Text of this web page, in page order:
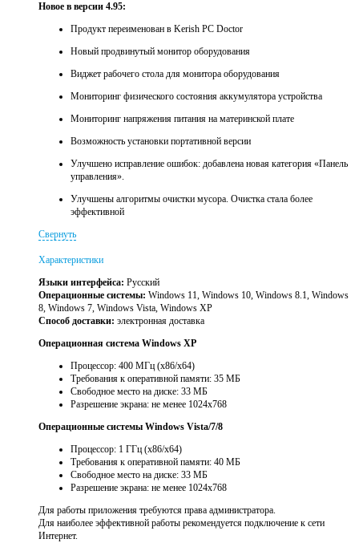
Новое в версии 4.95:
Продукт переименован в Kerish PC Doctor
Новый продвинутый монитор оборудования
Виджет рабочего стола для монитора оборудования
Мониторинг физического состояния аккумулятора устройства
Мониторинг напряжения питания на материнской плате
Возможность установки портативной версии
Улучшено исправление ошибок: добавлена новая категория «Панель
управления».
Улучшены алгоритмы очистки мусора. Очистка стала более
эффективной
Свернуть
Характеристики
Языки интерфейса: Русский
Операционные системы: Windows 11, Windows 10, Windows 8.1, Windows
8, Windows 7, Windows Vista, Windows XP
Способ доставки: электронная доставка
Операционная система Windows XP
Процессор: 400 МГц (x86/x64)
Требования к оперативной памяти: 35 МБ
Свободное место на диске: 33 МБ
Разрешение экрана: не менее 1024x768
Операционные системы Windows Vista/7/8
Процессор: 1 ГГц (x86/x64)
Требования к оперативной памяти: 40 МБ
Свободное место на диске: 33 МБ
Разрешение экрана: не менее 1024x768
Для работы приложения требуются права администратора.
Для наиболее эффективной работы рекомендуется подключение к сети
Интернет.